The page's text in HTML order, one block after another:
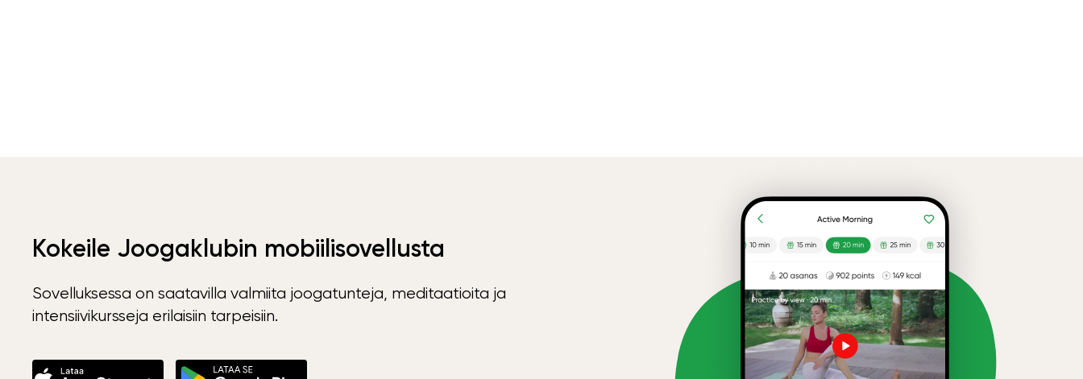
Kokeile Joogaklubin mobiilisovellusta
Sovelluksessa on saatavilla valmiita joogatunteja, meditaatioita ja
intensiivikursseja erilaisiin tarpeisiin.